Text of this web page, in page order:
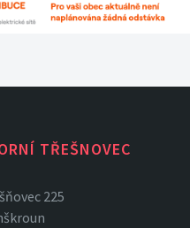
TŘEŠNOVEC
225